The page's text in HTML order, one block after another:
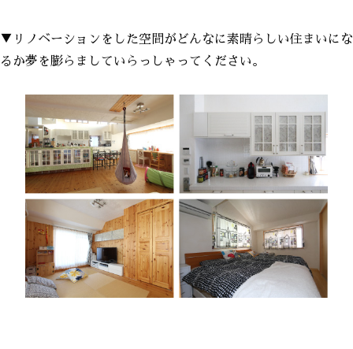
▼リノベーションをした空間がどんなに素晴らしい住まいにな
るか夢を膨らましていらっしゃってください。